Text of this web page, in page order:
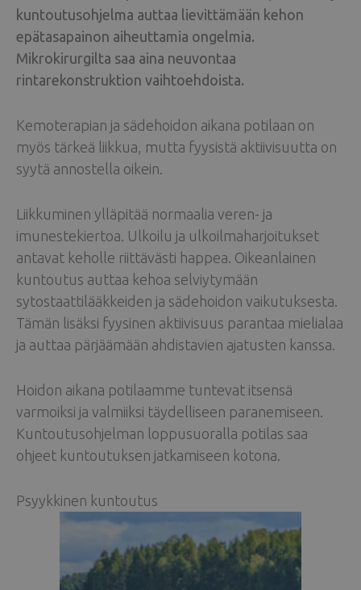
kuntoutusohjelma auttaa lievittämään kehon
epätasapainon aiheuttamia ongelmia.
Mikrokirurgilta saa aina neuvontaa
rintarekonstruktion vaihtoehdoista.
Kemoterapian ja sädehoidon aikana potilaan on
myös tärkeä liikkua, mutta fyysistä aktiivisuutta on
syytä annostella oikein.
Liikkuminen ylläpitää normaalia veren- ja
imunestekiertoa. Ulkoilu ja ulkoilmaharjoitukset
antavat keholle riittävästi happea. Oikeanlainen
kuntoutus auttaa kehoa selviytymään
sytostaattilääkkeiden ja sädehoidon vaikutuksesta.
Tämän lisäksi fyysinen aktiivisuus parantaa mielialaa
ja auttaa pärjäämään ahdistavien ajatusten kanssa.
Hoidon aikana potilaamme tuntevat itsensä
varmoiksi ja valmiiksi täydelliseen paranemiseen.
Kuntoutusohjelman loppusuoralla potilas saa
ohjeet kuntoutuksen jatkamiseen kotona.
Psyykkinen kuntoutus